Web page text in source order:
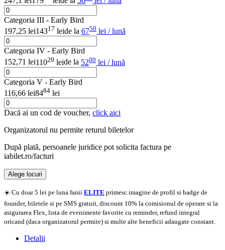
Categoria III - Early Bird
197,25 lei14317 leide la 6750 lei / lună
Categoria IV - Early Bird
152,71 lei11029 leide la 5200 lei / lună
Categoria V - Early Bird
116,66 lei8484 lei
Dacă ai un cod de voucher, click aici
Organizatorul nu permite returul biletelor
După plată, persoanele juridice pot solicita factura pe
iabilet.ro/facturi
Alege locuri
☀️ Cu doar 5 lei pe luna fanii ELITE primesc imagine de profil si badge de
founder, biletele si pe SMS gratuit, discount 10% la comisionul de operare si la
asigurarea Flex, lista de evenimente favorite cu reminder, refund integral
oricand (daca organizatorul permite) si multe alte beneficii adaugate constant.
Detalii